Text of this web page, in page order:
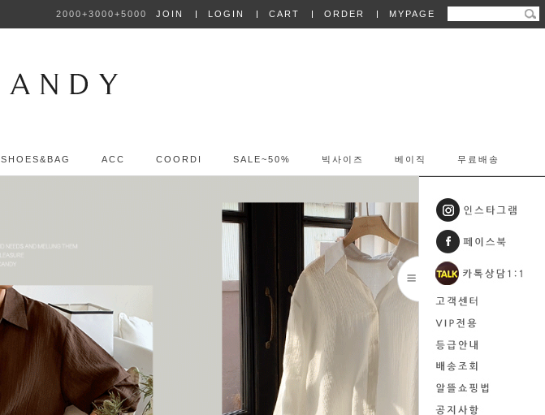
2000+3000+5000 JOIN LOGIN CART ORDER MYPAGE
SHOES&BAG ACC COORDI SALE~50% 빅사이즈 베이직 무료배송